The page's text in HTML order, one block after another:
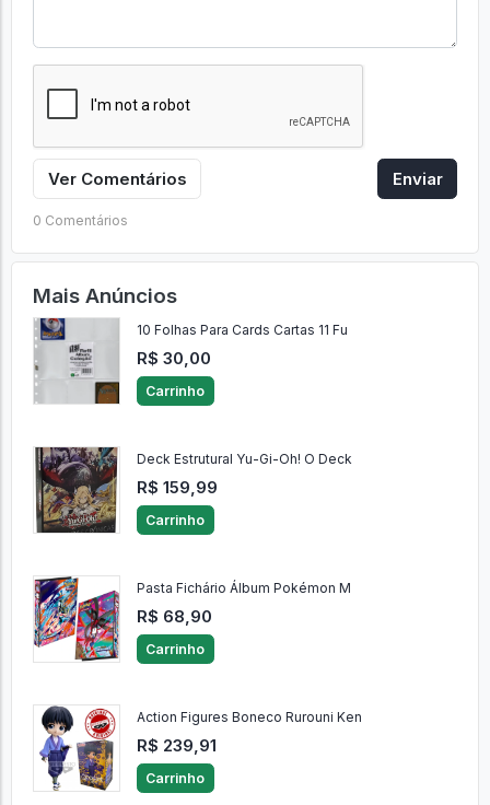
Ver Comentários Enviar
0 Comentários
Mais Anúncios
10 Folhas Para Cards Cartas 11 Fu
R$ 30,00
Carrinho
Deck Estrutural Yu-Gi-Oh! O Deck
R$ 159,99
Carrinho
Pasta Fichário Álbum Pokémon M
R$ 68,90
Carrinho
Action Figures Boneco Rurouni Ken
R$ 239,91
Carrinho